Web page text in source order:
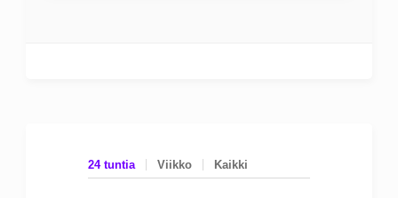
24 tuntia Viikko Kaikki